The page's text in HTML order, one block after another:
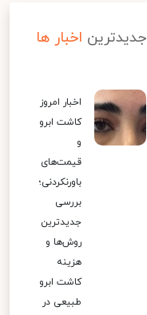
جدیدترین اخبار ها
اخبار امروز
کاشت ابرو
قیمت‌های
باورنکردنی؛
بررسی
جدیدترین
روش‌ها و
هزینه
کاشت ابرو
طبیعی در